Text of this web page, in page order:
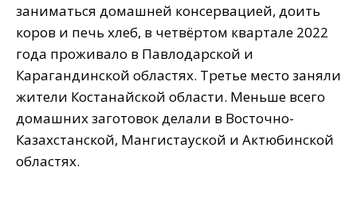
заниматься домашней консервацией, доить
коров и печь хлеб, в четвёртом квартале 2022
года проживало в Павлодарской и
Карагандинской областях. Третье место заняли
жители Костанайской области. Меньше всего
домашних заготовок делали в Восточно-
Казахстанской, Мангистауской и Актюбинской
областях.